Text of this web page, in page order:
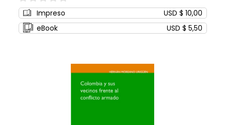
0%
Impreso
USD $ 10,00
eBook
USD $ 5,50